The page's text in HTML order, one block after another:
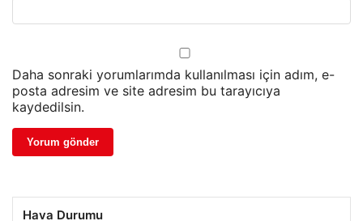
Daha sonraki yorumlarımda kullanılması için adım, e-
posta adresim ve site adresim bu tarayıcıya
kaydedilsin.
Hava Durumu